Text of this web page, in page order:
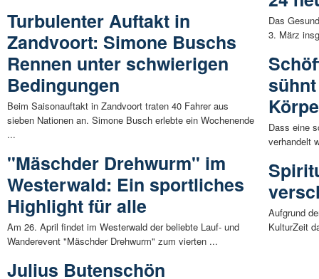
Turbulenter Auftakt in
Zandvoort: Simone Buschs
Rennen unter schwierigen
Bedingungen
Beim Saisonauftakt in Zandvoort traten 40 Fahrer aus
sieben Nationen an. Simone Busch erlebte ein Wochenende
...
"Mäschder Drehwurm" im
Westerwald: Ein sportliches
Highlight für alle
Am 26. April findet im Westerwald der beliebte Lauf- und
Wanderevent "Mäschder Drehwurm" zum vierten ...
Julius Butenschön
Das
3. März
Dass eine
verhandelt
Aufgrund
KulturZeit